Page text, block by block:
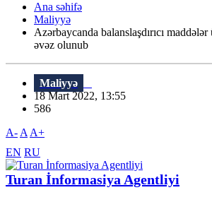
Ana səhifə
Maliyyə
Azərbaycanda balanslaşdırıcı
əvəz olunub
Maliyyə
18 Mart 2022, 13:55
586
A- A A+
EN RU
Turan İnformasiya Agentliyi